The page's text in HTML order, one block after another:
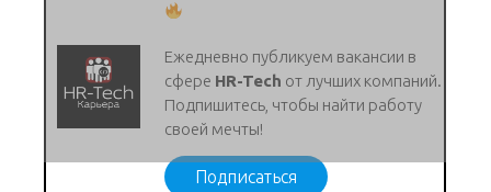
Ежедневно публикуем вакансии в
сфере HR-Tech от лучших компаний.
Подпишитесь, чтобы найти работу
своей мечты!
Подписаться